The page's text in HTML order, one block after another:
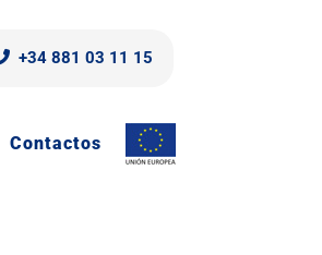
+34 881 03 11 15
Contactos